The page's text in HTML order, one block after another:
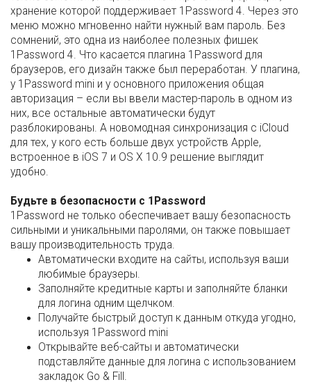
хранение которой поддерживает 1Password 4. Через это
меню можно мгновенно найти нужный вам пароль. Без
сомнений, это одна из наиболее полезных фишек
1Password 4. Что касается плагина 1Password для
браузеров, его дизайн также был переработан. У плагина,
у 1Password mini и у основного приложения общая
авторизация – если вы ввели мастер-пароль в одном из
них, все остальные автоматически будут
разблокированы. А новомодная синхронизация с iCloud
для тех, у кого есть больше двух устройств Apple,
встроенное в iOS 7 и OS X 10.9 решение выглядит
удобно.
Будьте в безопасности с 1Password
1Password не только обеспечивает вашу безопасность
сильными и уникальными паролями, он также повышает
вашу производительность труда.
Автоматически входите на сайты, используя ваши
любимые браузеры.
Заполняйте кредитные карты и заполняйте бланки
для логина одним щелчком.
Получайте быстрый доступ к данным откуда угодно,
используя 1Password mini
Открывайте веб-сайты и автоматически
подставляйте данные для логина с использованием
закладок Go & Fill.